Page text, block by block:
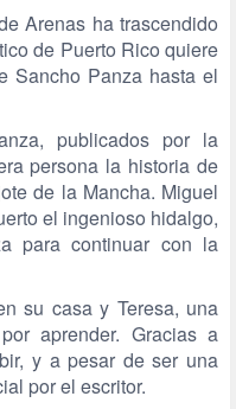
Arenas ha trascendido
de Puerto Rico quiere
Sancho Panza hasta el
publicados por la
persona la historia de
de la Mancha. Miguel
el ingenioso hidalgo,
para continuar con la
su casa y Teresa, una
aprender. Gracias a
y a pesar de ser una
por el escritor.